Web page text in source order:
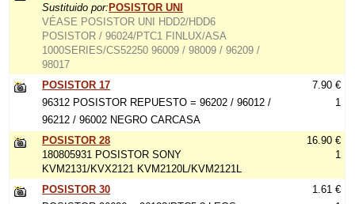
Sustituido por: POSISTOR UNI
VÉASE POSISTOR UNI HDD2/HDD6
POSISTOR / 96024/PTC1 FINLUX/ASA
1000SERIES/CS52250 96009 / 98009 / 96209 /
98017
POSISTOR 17
96312 POSISTOR REPUESTO = 96202 / 96012 /
96212 / 96002 NEGRO CARCASA
7.90 €
1
POSISTOR 28
180805931 POSISTOR SONY
KVM2131/KVX2121 KVM2120L/KVM2121L
16.90 €
1
POSISTOR 30
1.61 €